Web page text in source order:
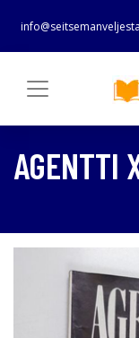
AGENTTI